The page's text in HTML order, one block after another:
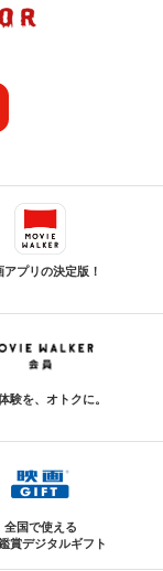
アプリの決定版！
験を、オトクに。
全国で使える
賞デジタルギフト